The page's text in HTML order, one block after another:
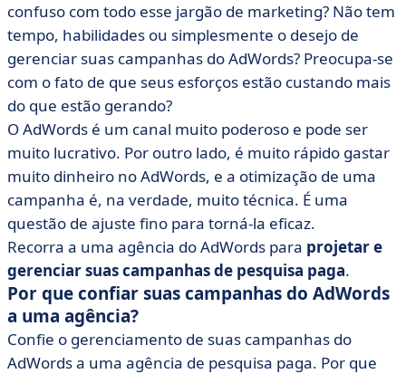
confuso com todo esse jargão de marketing? Não tem
tempo, habilidades ou simplesmente o desejo de
gerenciar suas campanhas do AdWords? Preocupa-se
com o fato de que seus esforços estão custando mais
do que estão gerando?
O AdWords é um canal muito poderoso e pode ser
muito lucrativo. Por outro lado, é muito rápido gastar
muito dinheiro no AdWords, e a otimização de uma
campanha é, na verdade, muito técnica. É uma
questão de ajuste fino para torná-la eficaz.
Recorra a uma agência do AdWords para projetar e
gerenciar suas campanhas de pesquisa paga.
Por que confiar suas campanhas do AdWords
a uma agência?
Confie o gerenciamento de suas campanhas do
AdWords a uma agência de pesquisa paga. Por que